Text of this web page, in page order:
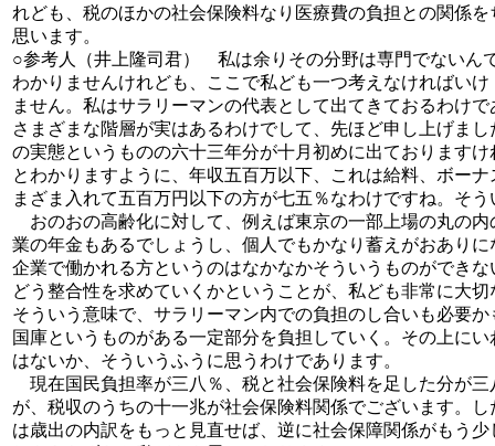
れども、税のほかの社会保険料なり医療費の負担との関係
思います。
○参考人（井上隆司君） 私は余りその分野は専門でないん
わかりませんけれども、ここで私ども一つ考えなければいけ
ません。私はサラリーマンの代表として出てきておるわけ
さまざまな階層が実はあるわけでして、先ほど申し上げま
の実態というものの六十三年分が十月初めに出ております
とわかりますように、年収五百万以下、これは給料、ボー
まざま入れて五百万円以下の方が七五％なわけですね。そ
おのおの高齢化に対して、例えば東京の一部上場の丸の
業の年金もあるでしょうし、個人でもかなり蓄えがおあり
企業で働かれる方というのはなかなかそういうものができ
どう整合性を求めていくかということが、私ども非常に大
そういう意味で、サラリーマン内での負担のし合いも必要
国庫というものがある一定部分を負担していく。その上に
はないか、そういうふうに思うわけであります。
現在国民負担率が三八％、税と社会保険料を足した分が
が、税収のうちの十一兆が社会保険料関係でございます。
は歳出の内訳をもっと見直せば、逆に社会保障関係がもう